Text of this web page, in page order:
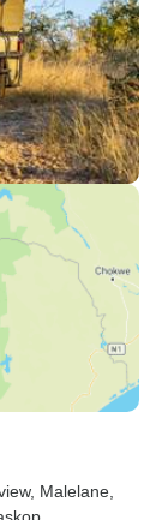
, Malelane